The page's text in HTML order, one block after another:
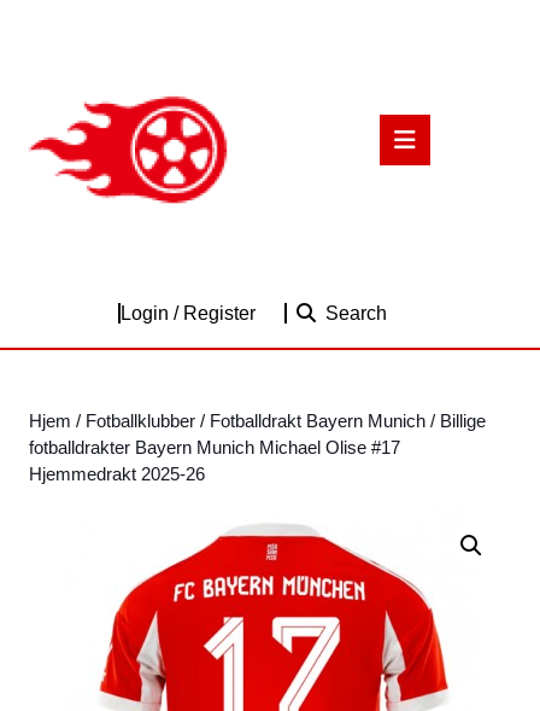
Login / RegisterLogin
Search
Hjem / Fotballklubber / Fotballdrakt Bayern Munich / Billige
fotballdrakter Bayern Munich Michael Olise #17
Hjemmedrakt 2025-26